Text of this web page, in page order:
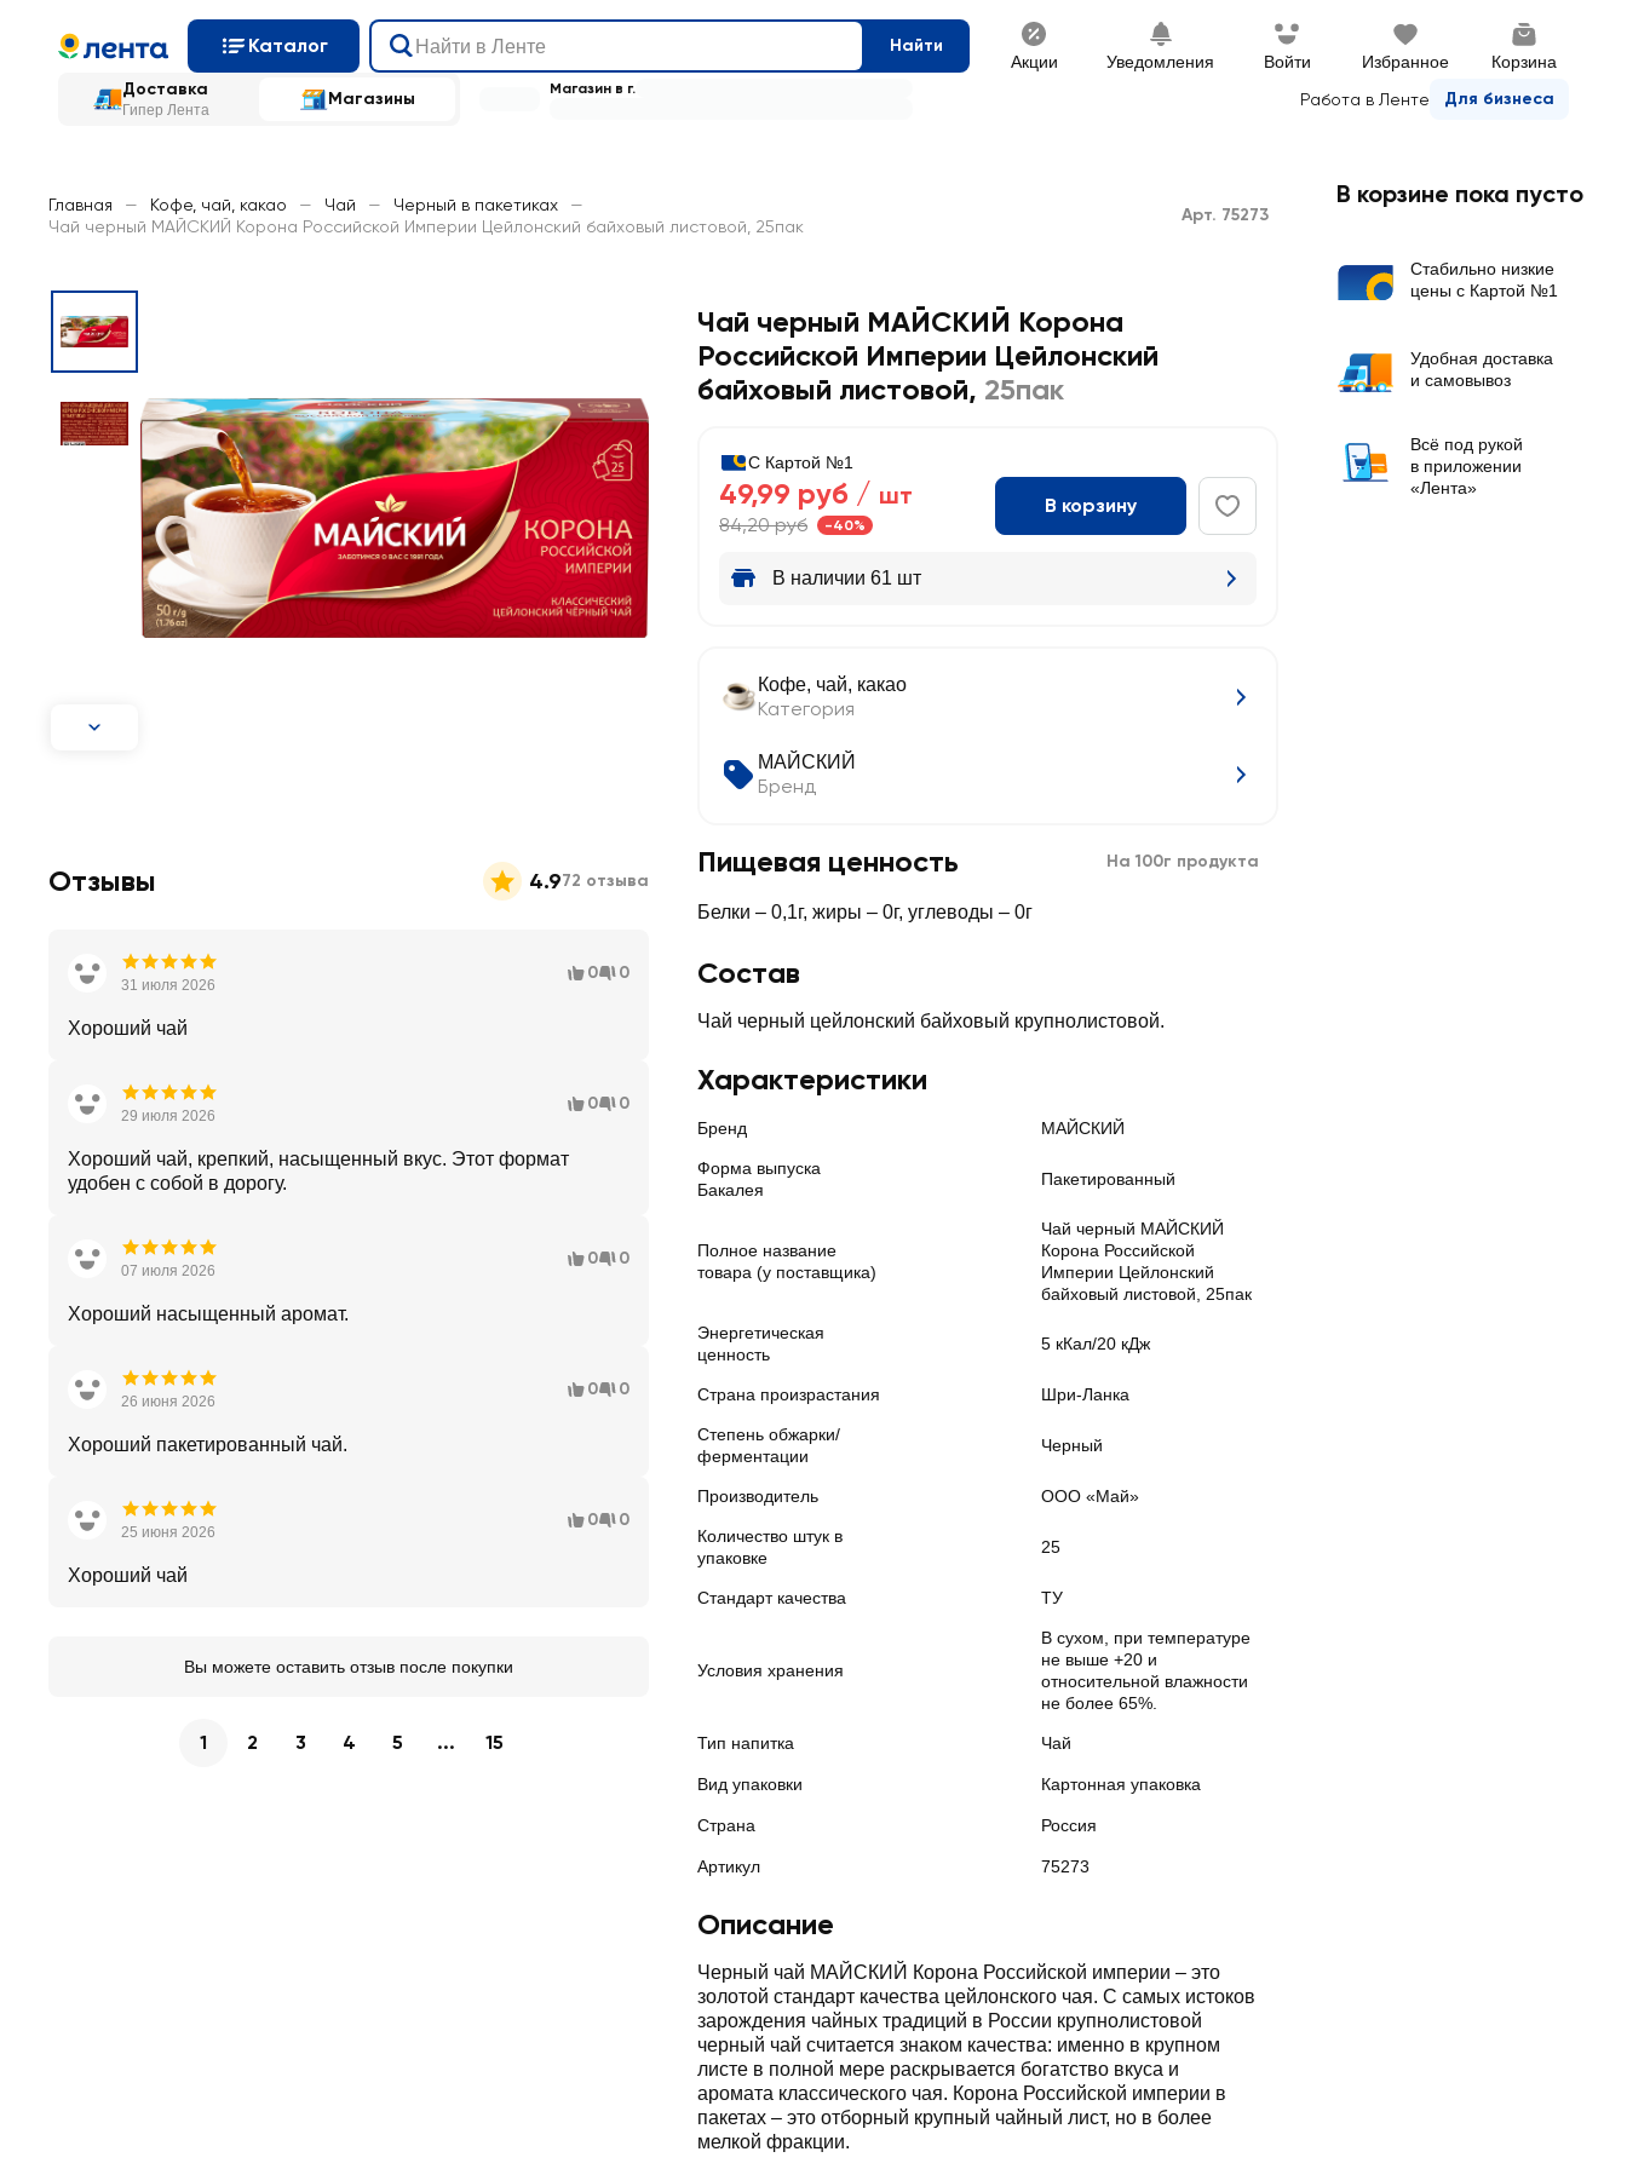
Каталог Найти
Акции Уведомления Войти Избранное Корзина
Доставка
Гипер Лента
Магазины Работа в Ленте Для бизнеса
Магазин в г.
Главная — Кофе, чай, какао — Чай — Черный в пакетиках
—
Чай черный МАЙСКИЙ Корона Российской Империи Цейлонский байховый листовой, 25пак
Арт. 75273
Чай черный МАЙСКИЙ Корона
Российской Империи Цейлонский
байховый листовой, 25пак
С Картой №1
49,99 руб / шт
84,20 руб -40%
В корзину
В наличии 61 шт
Кофе, чай, какао
Категория
МАЙСКИЙ
Бренд
Пищевая ценность На 100г продукта
Белки – 0,1г, жиры – 0г, углеводы – 0г
Состав
Чай черный цейлонский байховый крупнолистовой.
Характеристики
Бренд МАЙСКИЙ
Форма выпуска
Бакалея
Пакетированный
Полное название
товара (у поставщика)
Чай черный МАЙСКИЙ
Корона Российской
Империи Цейлонский
байховый листовой, 25пак
Энергетическая
ценность
5 кКал/20 кДж
Страна произрастания Шри-Ланка
Степень обжарки/
ферментации
Черный
Производитель ООО «Май»
Количество штук в
упаковке
25
Стандарт качества ТУ
Условия хранения
В сухом, при температуре
не выше +20 и
относительной влажности
не более 65%.
Тип напитка Чай
Вид упаковки Картонная упаковка
Страна Россия
Артикул 75273
Описание
Черный чай МАЙСКИЙ Корона Российской империи – это
золотой стандарт качества цейлонского чая. С самых истоков
зарождения чайных традиций в России крупнолистовой
черный чай считается знаком качества: именно в крупном
листе в полной мере раскрывается богатство вкуса и
аромата классического чая. Корона Российской империи в
пакетах – это отборный крупный чайный лист, но в более
мелкой фракции.
Отзывы 4.972 отзыва
31 июля 2026
0 0
Хороший чай
29 июля 2026
0 0
Хороший чай, крепкий, насыщенный вкус. Этот формат
удобен с собой в дорогу.
07 июля 2026
0 0
Хороший насыщенный аромат.
26 июня 2026
0 0
Хороший пакетированный чай.
25 июня 2026
0 0
Хороший чай
Вы можете оставить отзыв после покупки
1 2 3 4 5 ... 15
В корзине пока пусто
Стабильно низкие
цены с Картой №1
Удобная доставка
и самовывоз
Всё под рукой
в приложении
«Лента»